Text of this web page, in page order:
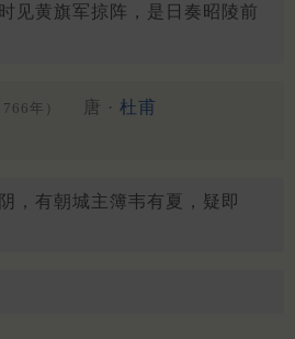
见黄旗军掠阵，是日奏昭陵前
766年） 唐 · 杜甫
，有朝城主簿韦有夏，疑即